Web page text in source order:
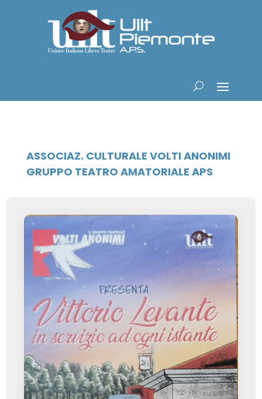
ASSOCIAZ. CULTURALE VOLTI ANONIMI
GRUPPO TEATRO AMATORIALE APS